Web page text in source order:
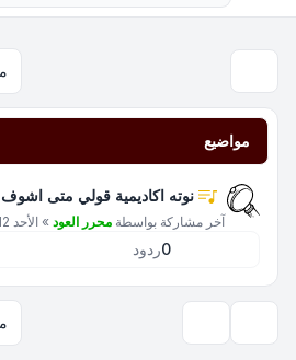
مواضيع
نوته اكاديمية قولي متى
آخر مشاركة بواسطة محرر العود » الأحد 12-4-2026 10:36 am
0ردود